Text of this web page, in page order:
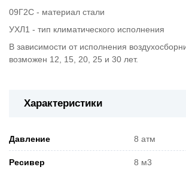
09Г2С - материал стали
УХЛ1 - тип климатического исполнения
В зависимости от исполнения
возможен 12, 15, 20, 25 и 30 лет.
Характеристики
Давление 8 атм
Ресивер 8 м3